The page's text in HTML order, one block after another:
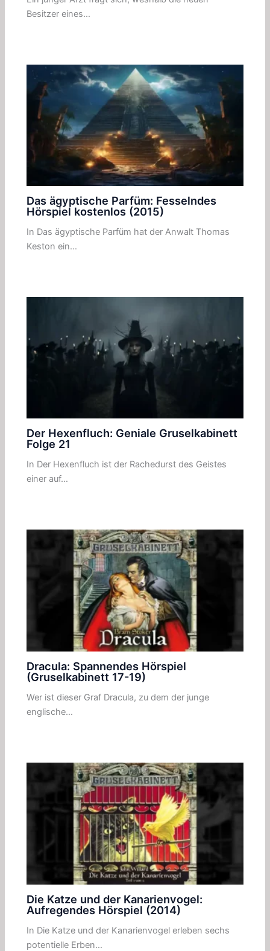
Besitzer eines…
Das ägyptische Parfüm: Fesselndes
Hörspiel kostenlos (2015)
In Das ägyptische Parfüm hat der Anwalt Thomas
Keston ein…
Der Hexenfluch: Geniale Gruselkabinett
Folge 21
In Der Hexenfluch ist der Rachedurst des Geistes
einer auf…
Dracula: Spannendes Hörspiel
(Gruselkabinett 17-19)
Wer ist dieser Graf Dracula, zu dem der junge
englische…
Die Katze und der Kanarienvogel:
Aufregendes Hörspiel (2014)
In Die Katze und der Kanarienvogel erleben sechs
potentielle Erben…